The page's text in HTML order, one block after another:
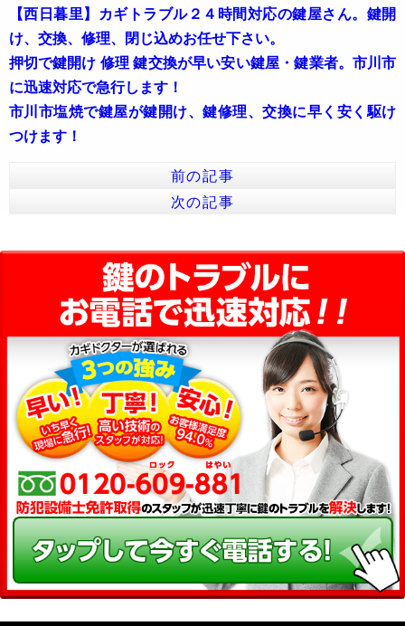
【西日暮里】カギトラブル２４時間対応の鍵屋さん。鍵開
け、交換、修理、閉じ込めお任せ下さい。
押切で鍵開け 修理 鍵交換が早い安い鍵屋・鍵業者。市川市
に迅速対応で急行します！
市川市塩焼で鍵屋が鍵開け、鍵修理、交換に早く安く駆け
つけます！
前の記事
次の記事